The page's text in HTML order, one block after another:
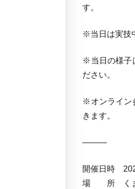
す。
※当日は実技
※当日の様子
ださい。
※オンライン
きます。
———
開催日時
場 所 くま